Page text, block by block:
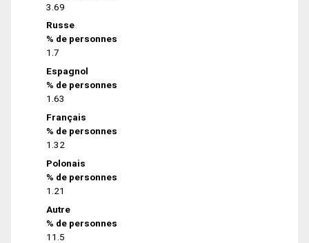
3.69
Russe
% de personnes
1.7
Espagnol
% de personnes
1.63
Français
% de personnes
1.32
Polonais
% de personnes
1.21
Autre
% de personnes
11.5